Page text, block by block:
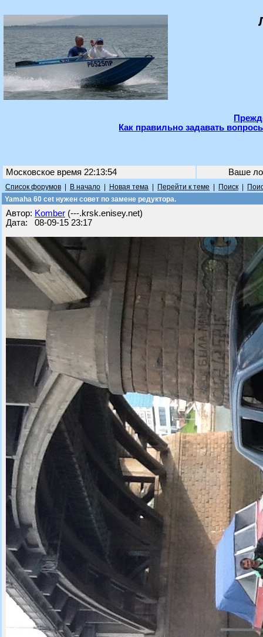
Как правильно задавать
Московское время 22:13:54 Ваше
Список форумов В начало Новая тема Перейти к теме Поиск
Yamaha 60 cet нужен совет по замене редуктора.
Автор: Komber (---.krsk.enisey.net)
Дата: 08-09-15 23:17